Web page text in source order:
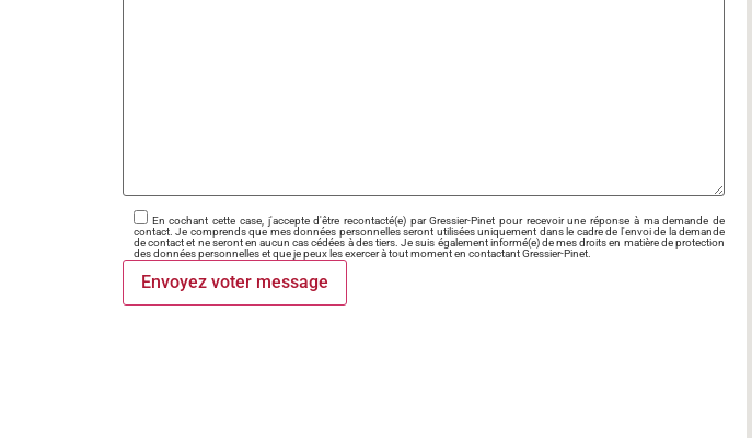
En cochant cette case, j'accepte d'être recontacté(e) par Gressier-Pinet pour recevoir une réponse à ma demande de
contact. Je comprends que mes données personnelles seront utilisées uniquement dans le cadre de l'envoi de la demande
de contact et ne seront en aucun cas cédées à des tiers. Je suis également informé(e) de mes droits en matière de protection
des données personnelles et que je peux les exercer à tout moment en contactant Gressier-Pinet.